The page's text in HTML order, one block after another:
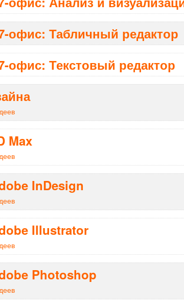
офис: Табличный редактор
офис: Текстовый редактор
Max
InDesign
Illustrator
Photoshop